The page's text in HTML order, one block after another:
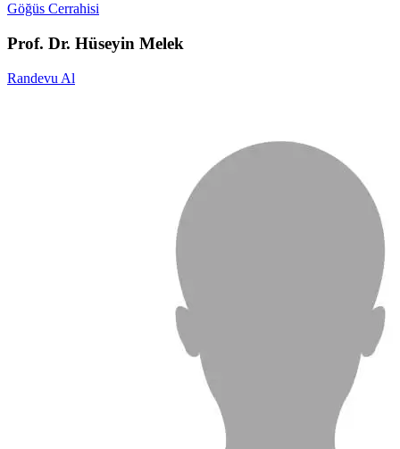
Göğüs Cerrahisi
Prof. Dr. Hüseyin Melek
Randevu Al